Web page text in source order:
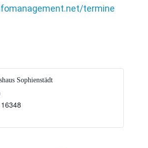
termine
Sophienstädt
16348